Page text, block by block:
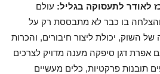
לאודר לתעסוקה בגליל: עולם
בו כבר לא מתבססת רק על
השוק, יכולת ליצור חיבורים, והכרות
אפרת דגן סיפקה מענה מדויק לצרכים
תובנות פרקטיות, כלים מעשיים